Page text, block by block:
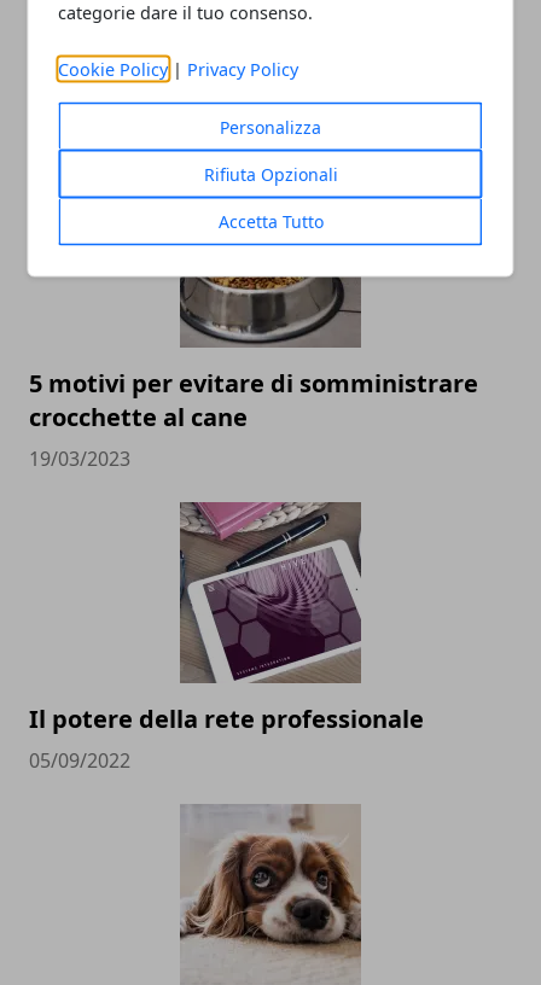
categorie dare il tuo consenso.
Cookie Policy | Privacy Policy
Personalizza
Rifiuta Opzionali
Accetta Tutto
5 motivi per evitare di somministrare
crocchette al cane
19/03/2023
Il potere della rete professionale
05/09/2022